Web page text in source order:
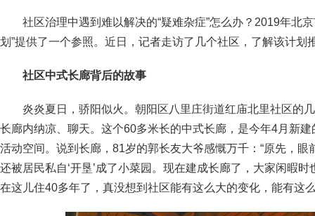
社区治理中遇到难以解决的“疑难杂症”怎么办？2019年北
划”提供了一个参照。近日，记者走访了几个社区，了解该计划
社区中式长廊背后的故事
炎炎夏日，骄阳似火。朝阳区八里庄街道红庙北里社区的
长廊内纳凉、聊天。这个60多米长的中式长廊，是今年4月新
活动空间。说到长廊，81岁的郭长友大爷感慨万千：“原先，
还被居民私自‘开垦’成了小菜园。现在建成长廊了，大家闲暇
在这儿住40多年了，真没想到社区能有这么大的变化，能有这